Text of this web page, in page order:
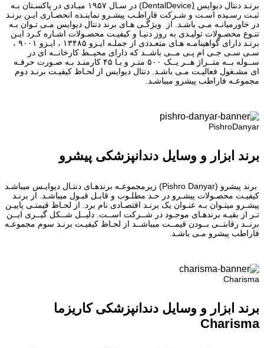
برنـد دنتال دیوایس (ِDentalDevice) در سـال ۱۹۵۷ میـادی در پاکسـتان بـه
ثبـت رسـیده اسـت و شـرکت فاراطـب پیشـرو نماینـده انحصـاری ایـن برنـد
در خاورمیانـه مـی باشـد. از ویژگـی هـای برند دنتال دیوایس مـی تـوان بـه
تنـوع محصـولات تولیـدی به روز دنیـا و کیفیـت محصـولات اشـاره کـرد ایـن
برنـد دارای گواهینامـه هـای متعـددی از جملـه ایـزو ۱۳۴۸۵ ، ایـزو ۹۰۰۱ ،
سـی سـی جـی ام پـی مــی باشــد که دارای محیــط کارخانــه ای در
ســوله بــه متــراژ هــر یــک ۵۰۰ متـر و بـا ۴۵ کارمنـد بـه صـورت حرفـه
ای مشـغول فعالیـت مـی باشـد. دنتال دیوایس از لحـاظ کیفیـت برنـد دوم
مجموعـه فاراطب پیشرو میباشـد.
PishroDanyar
برند ابزار و وسایل دندانپزشکی پیشرو
برند پیشرو (Pishro Danyar) زیرمجموعـه برندهـای دنتـال دیوایـس میباشـد
کیفیـت محصـولات پیشـرو در حـد مطلـوب و قابـل قبـول میباشـد. از برنـد
پیشـرو میتـوان بـه عنـوان یک برنـد اقتصـادی نام برد. از لحـاظ قیمتـی پاییـن
تـر از بقیـه برندهـای موجـود در شــرکت اســت. دلیــل شــکل گیــری ایــن
برنــد رقابتــی بــودن قیمــت میباشــد از لحـاظ کیفیـت برنـد سوم مجموعـه
فاراطب پیشرو مـی باشـد.
Charisma
برند ابزار و وسایل دندانپزشکی کاریزما
Charisma